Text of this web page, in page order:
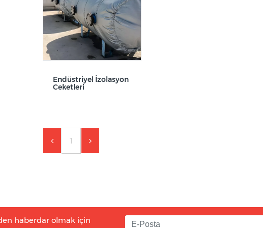
Endüstriyel İzolasyon
Ceketleri
1
haberdar olmak için